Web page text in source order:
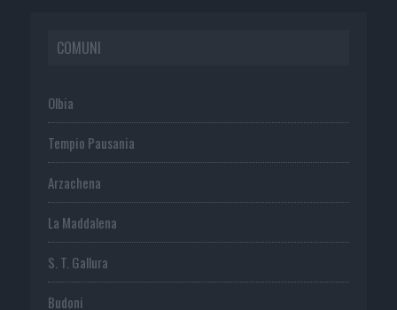
COMUNI
Olbia
Tempio Pausania
Arzachena
La Maddalena
S. T. Gallura
Budoni